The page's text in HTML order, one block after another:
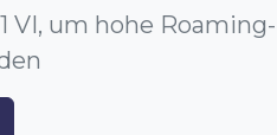
VI, um hohe Roaming-